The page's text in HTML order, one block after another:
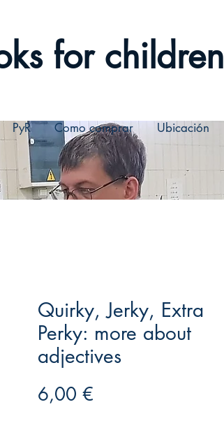
for children
PyR Como comprar Ubicación
Quirky, Jerky, Extra
Perky: more about
adjectives
6,00 €